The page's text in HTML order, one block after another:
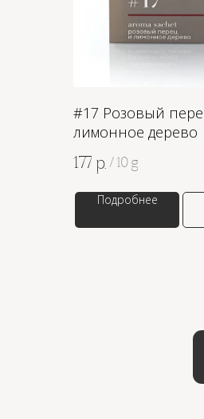
#17 Розовый
лимонное дерево
177 р. / 10 g
Подробнее